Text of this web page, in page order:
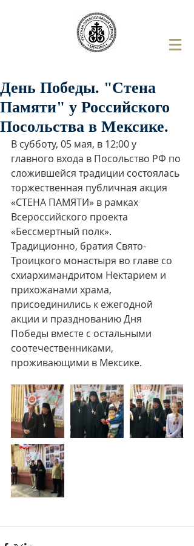
День Победы. "Стена
Памяти" у Российского
Посольства в Мексике.
В субботу, 05 мая, в 12:00 у
главного входа в Посольство РФ по
сложившейся традиции состоялась
торжественная публичная акция
«СТЕНА ПАМЯТИ» в рамках
Всероссийского проекта
«Бессмертный полк».
Традиционно, братия Свято-
Троицкого монастыря во главе со
схиархимандритом Нектарием и
прихожанами храма,
присоединились к ежегодной
акции и празднованию Дня
Победы вместе с остальными
соотечественниками,
проживающими в Мексике.